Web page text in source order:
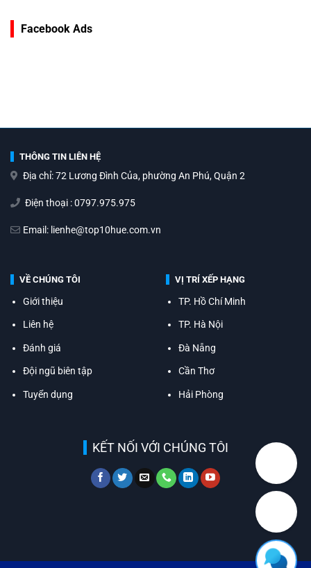
Facebook Ads
THÔNG TIN LIÊN HỆ
Địa chỉ: 72 Lương Đình Của, phường An Phú, Quận 2
Điện thoại : 0797.975.975
Email: lienhe@top10hue.com.vn
VỀ CHÚNG TÔI
Giới thiệu
Liên hệ
Đánh giá
Đội ngũ biên tập
Tuyển dụng
VỊ TRÍ XẾP HẠNG
TP. Hồ Chí Minh
TP. Hà Nội
Đà Nẵng
Cần Thơ
Hải Phòng
KẾT NỐI VỚI CHÚNG TÔI